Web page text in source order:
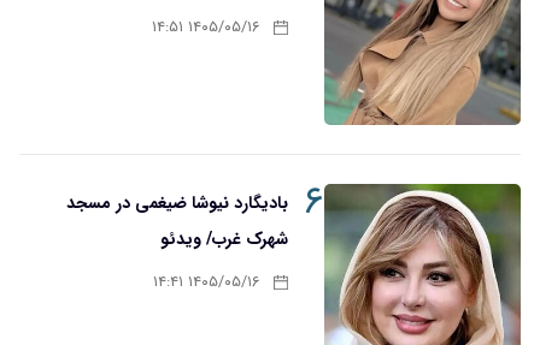
۱۴۰۵/۰۵/۱۶ ۱۴:۵۱
۶
بادیگارد نیوشا ضیغمی در مسجد
شهرک غرب/ ویدئو
۱۴۰۵/۰۵/۱۶ ۱۴:۴۱